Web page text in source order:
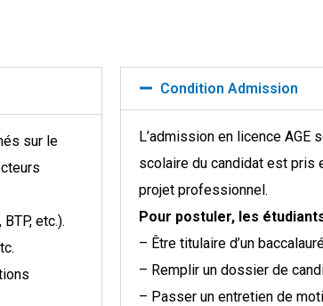
sur le
etc.).
Condition Admission
L’admission en licence
scolaire du candidat est pris
projet professionnel.
Pour postuler, les
– Être titulaire d’un
– Remplir un dossier de
– Passer un entretien de